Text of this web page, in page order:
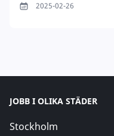
2025-02-26
JOBB I OLIKA STÄDER
Stockholm